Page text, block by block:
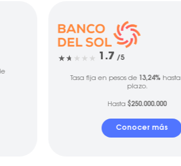
1.7 /5
Tasa fija en pesos de 13,24% hasta
plazo.
Hasta$250.000.000
Conocer más